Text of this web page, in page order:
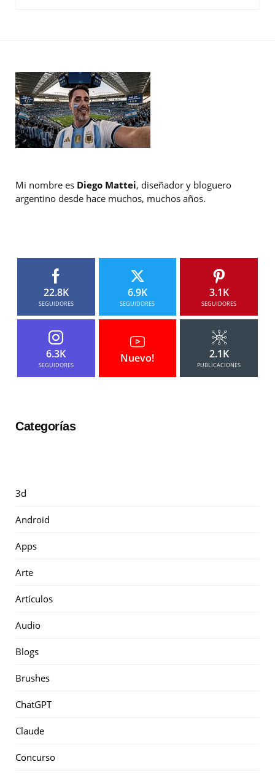
Mi nombre es Diego Mattei, diseñador y bloguero
argentino desde hace muchos, muchos años.
22.8K
SEGUIDORES
6.9K
SEGUIDORES
3.1K
SEGUIDORES
6.3K
SEGUIDORES
Nuevo! 2.1K
PUBLICACIONES
Categorías
3d
Android
Apps
Arte
Artículos
Audio
Blogs
Brushes
ChatGPT
Claude
Concurso